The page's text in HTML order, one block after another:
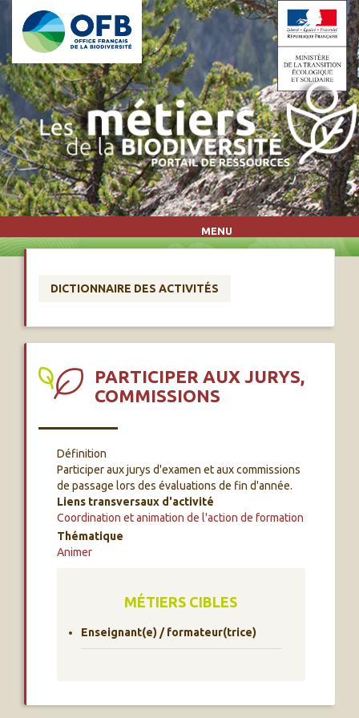
Aller au contenu principal
MENU
DICTIONNAIRE DES ACTIVITÉS
PARTICIPER AUX JURYS,
COMMISSIONS
Définition
Participer aux jurys d'examen et aux commissions
de passage lors des évaluations de fin d'année.
Liens transversaux d'activité
Coordination et animation de l'action de formation
Thématique
Animer
MÉTIERS CIBLES
Enseignant(e) / formateur(trice)